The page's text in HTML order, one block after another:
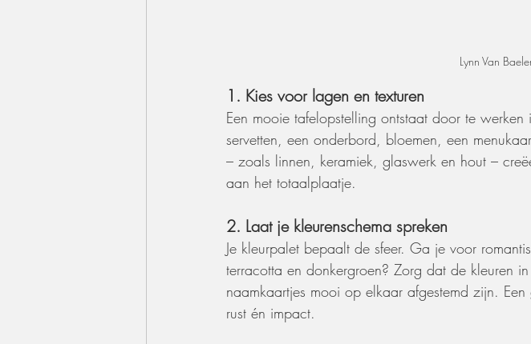
Lynn Van
1. Kies voor lagen en texturen
Een mooie tafelopstelling ontstaat door te
servetten, een onderbord, bloemen, een
– zoals linnen, keramiek, glaswerk en hout –
aan het totaalplaatje.
2. Laat je kleurenschema spreken
Je kleurpalet bepaalt de sfeer. Ga je voor
terracotta en donkergroen? Zorg dat de kleuren
naamkaartjes mooi op elkaar afgestemd zijn.
rust én impact.